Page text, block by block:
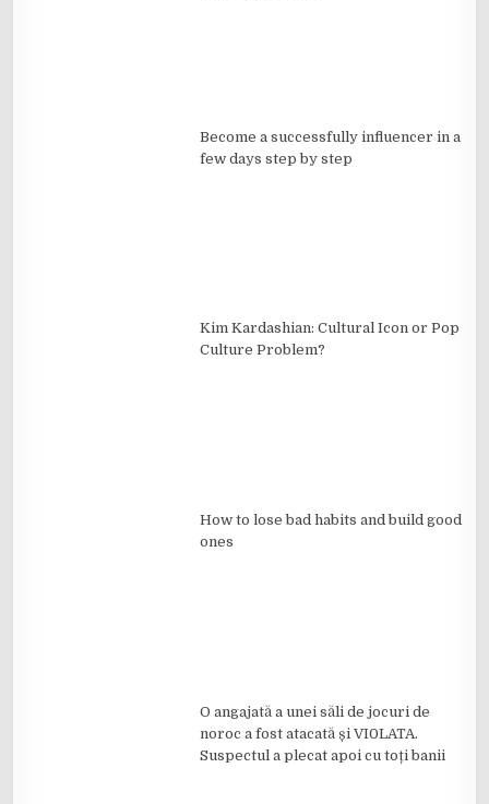
Become a successfully influencer in a
few days step by step
Kim Kardashian: Cultural Icon or Pop
Culture Problem?
How to lose bad habits and build good
ones
O angajată a unei săli de jocuri de
noroc a fost atacată și VI0LATA.
Suspectul a plecat apoi cu toți banii